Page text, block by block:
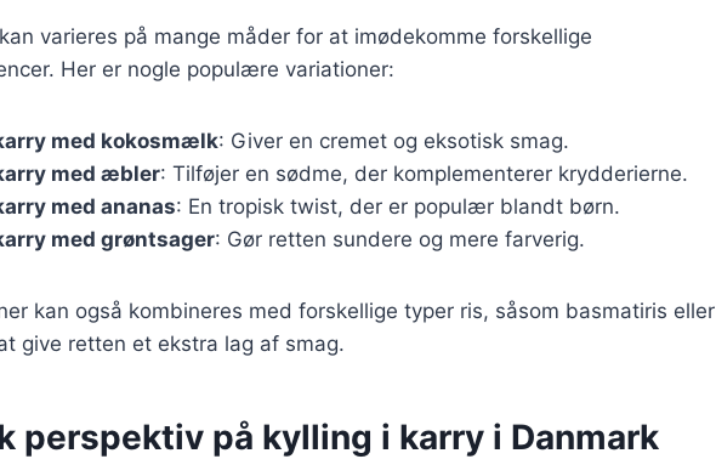
varieres på mange måder for at imødekomme forskellige
Her er nogle populære variationer:
med kokosmælk: Giver en cremet og eksotisk smag.
med æbler: Tilføjer en sødme, der komplementerer krydderierne.
med ananas: En tropisk twist, der er populær blandt børn.
med grøntsager: Gør retten sundere og mere farverig.
kan også kombineres med forskellige typer ris, såsom basmatiris eller
give retten et ekstra lag af smag.
perspektiv på kylling i karry i Danmark